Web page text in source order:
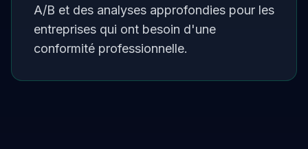
A/B et des analyses approfondies pour les
entreprises qui ont besoin d'une
conformité professionnelle.